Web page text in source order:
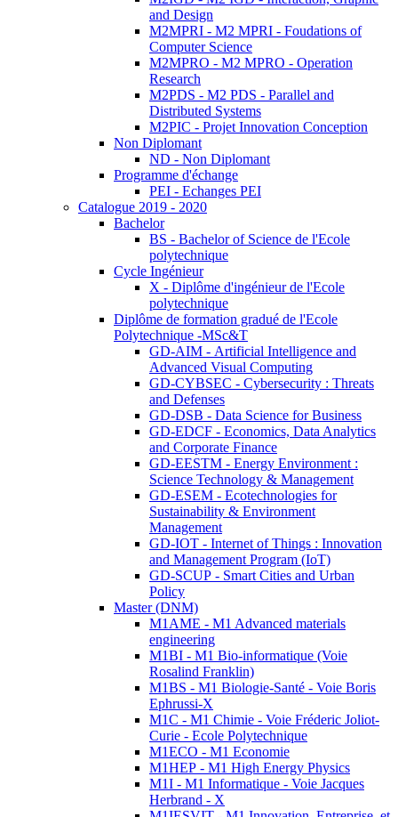
and Design
M2MPRI - M2 MPRI - Foudations of
Computer Science
M2MPRO - M2 MPRO - Operation
Research
M2PDS - M2 PDS - Parallel and
Distributed Systems
M2PIC - Projet Innovation Conception
Non Diplomant
ND - Non Diplomant
Programme d'échange
PEI - Echanges PEI
Catalogue 2019 - 2020
Bachelor
BS - Bachelor of Science de l'Ecole
polytechnique
Cycle Ingénieur
X - Diplôme d'ingénieur de l'Ecole
polytechnique
Diplôme de formation gradué de l'Ecole
Polytechnique -MSc&T
GD-AIM - Artificial Intelligence and
Advanced Visual Computing
GD-CYBSEC - Cybersecurity : Threats
and Defenses
GD-DSB - Data Science for Business
GD-EDCF - Economics, Data Analytics
and Corporate Finance
GD-EESTM - Energy Environment :
Science Technology & Management
GD-ESEM - Ecotechnologies for
Sustainability & Environment
Management
GD-IOT - Internet of Things : Innovation
and Management Program (IoT)
GD-SCUP - Smart Cities and Urban
Policy
Master (DNM)
M1AME - M1 Advanced materials
engineering
M1BI - M1 Bio-informatique (Voie
Rosalind Franklin)
M1BS - M1 Biologie-Santé - Voie Boris
Ephrussi-X
M1C - M1 Chimie - Voie Fréderic Joliot-
Curie - Ecole Polytechnique
M1ECO - M1 Economie
M1HEP - M1 High Energy Physics
M1I - M1 Informatique - Voie Jacques
Herbrand - X